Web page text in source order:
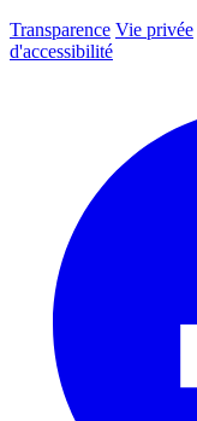
Transparence Vie privée
d'accessibilité